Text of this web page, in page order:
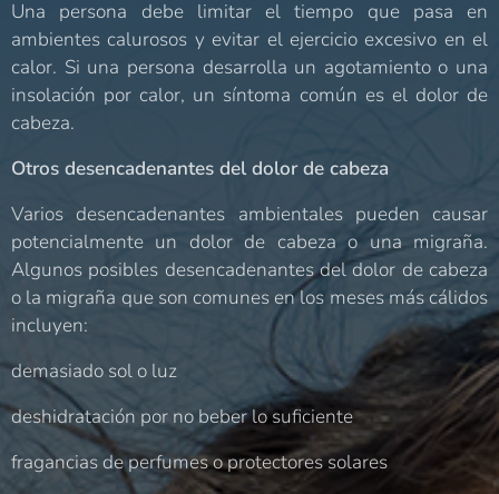
Una persona debe limitar el tiempo que pasa en
ambientes calurosos y evitar el ejercicio excesivo en el
calor. Si una persona desarrolla un agotamiento o una
insolación por calor, un síntoma común es el dolor de
cabeza.
Otros desencadenantes del dolor de cabeza
Varios desencadenantes ambientales pueden causar
potencialmente un dolor de cabeza o una migraña.
Algunos posibles desencadenantes del dolor de cabeza
o la migraña que son comunes en los meses más cálidos
incluyen:
demasiado sol o luz
deshidratación por no beber lo suficiente
fragancias de perfumes o protectores solares